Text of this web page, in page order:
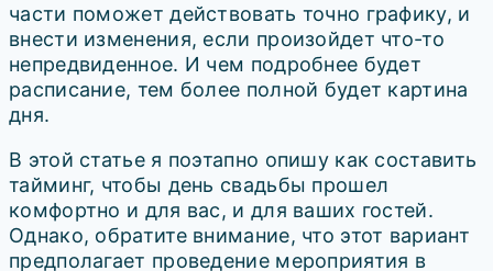
части поможет действовать точно графику, и
внести изменения, если произойдет что-то
непредвиденное. И чем подробнее будет
расписание, тем более полной будет картина
дня.
В этой статье я поэтапно опишу как составить
тайминг, чтобы день свадьбы прошел
комфортно и для вас, и для ваших гостей.
Однако, обратите внимание, что этот вариант
предполагает проведение мероприятия в